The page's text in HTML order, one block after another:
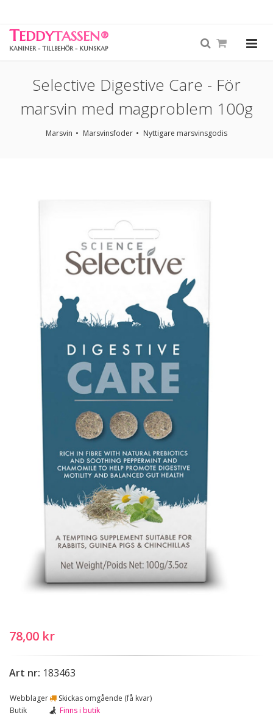
TEDDYTASSEN®
KANINER - TILLBEHÖR - KUNSKAP
Selective Digestive Care - För
marsvin med magproblem 100g
Marsvin Marsvinsfoder Nyttigare marsvinsgodis
78,00 kr
Art nr: 183463
Webblager
Skickas omgående (få kvar)
Butik
Finns i butik